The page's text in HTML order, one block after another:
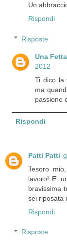
Un
Rispondi
Risposte
Una
2012
Ti dico la
ma
passione
Rispondi
Patti Patti
Tesoro
lavoro! E'
bravissima
sei riposata
Rispondi
Risposte